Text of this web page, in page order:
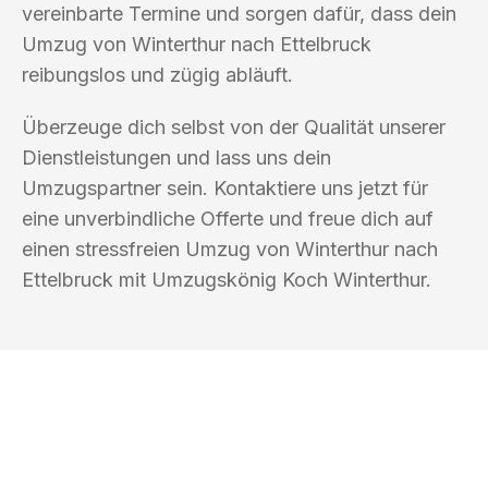
vereinbarte Termine und sorgen dafür, dass dein
Umzug von Winterthur nach Ettelbruck
reibungslos und zügig abläuft.
Überzeuge dich selbst von der Qualität unserer
Dienstleistungen und lass uns dein
Umzugspartner sein. Kontaktiere uns jetzt für
eine unverbindliche Offerte und freue dich auf
einen stressfreien Umzug von Winterthur nach
Ettelbruck mit Umzugskönig Koch Winterthur.